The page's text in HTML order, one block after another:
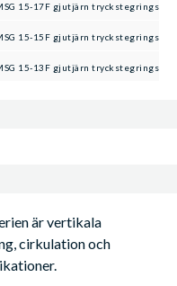
15-17F gjutjärn
15-15F gjutjärn
15-13F gjutjärn
är vertikala
cirkulation och